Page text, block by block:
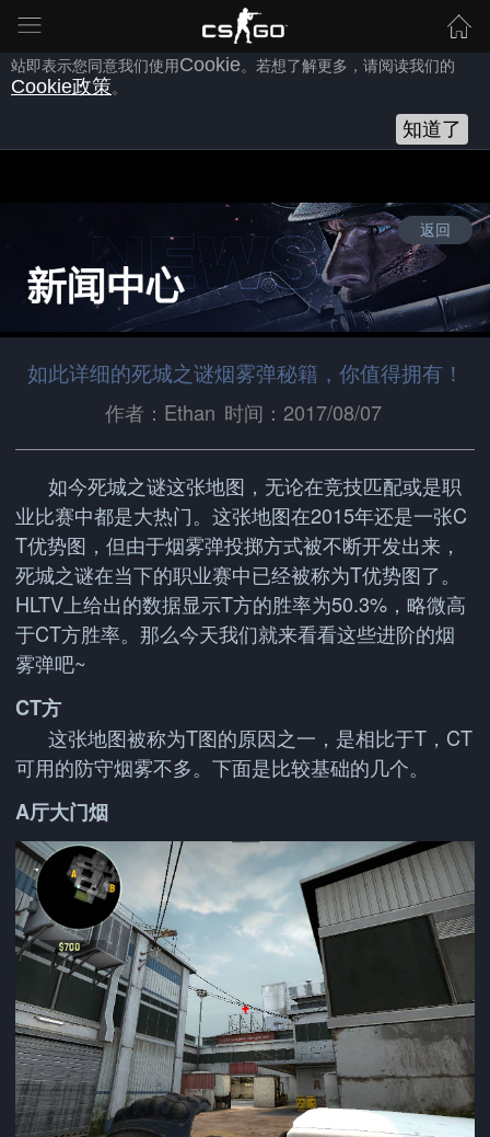
为向您提供良好的网站使用体验，完美世界网站会使用自身或第三方
，以作为安全、技术、分析、推广等之用。继续浏览本网
站即表示您同意我们使用Cookie。若想了解更多，请阅读我们的
Cookie政策。
知道了
返回
如此详细的死城之谜烟雾弹秘籍，你值得拥有！
作者：Ethan 时间：2017/08/07
如今死城之谜这张地图，无论在竞技匹配或是职
业比赛中都是大热门。这张地图在2015年还是一张C
T优势图，但由于烟雾弹投掷方式被不断开发出来，
死城之谜在当下的职业赛中已经被称为T优势图了。
HLTV上给出的数据显示T方的胜率为50.3%，略微高
于CT方胜率。那么今天我们就来看看这些进阶的烟
雾弹吧~
CT方
这张地图被称为T图的原因之一，是相比于T，CT
可用的防守烟雾不多。下面是比较基础的几个。
A厅大门烟